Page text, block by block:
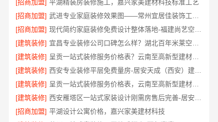
[招商加盟]
平湖精装房装修施工，嘉兴家美建材科技标准工艺
[招商加盟]
[招商加盟]
[建筑装修]
[建筑装修]
呈贡一站式装修服务价格表？云南至高新型建材有限公司
[建筑装修]
西安专业装修平层免费量房-居安天成（西安）建筑工程有限责任公司
[建筑装修]
呈贡一站式装修服务价格表，云南至高新型建材有限公司
[建筑装修]
[招商加盟] 平湖设计公寓价格，嘉兴家美建材科技